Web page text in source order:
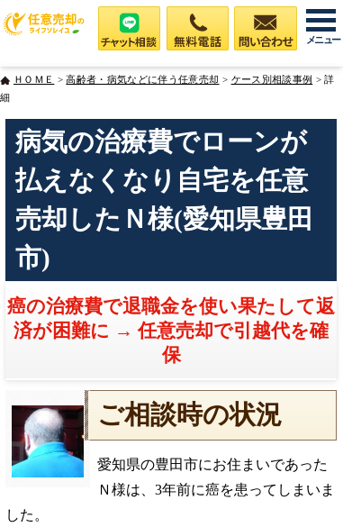
メニュー
ＨＯＭＥ >高齢者・病気などに伴う任意売却 > ケース別相談事例 > 詳
細
病気の治療費でローンが
払えなくなり自宅を任意
売却したＮ様(愛知県豊田
市)
癌の治療費で退職金を使い果たして返
済が困難に → 任意売却で引越代を確
保
ご相談時の状況
愛知県の豊田市にお住まいであった
Ｎ様は、3年前に癌を患ってしまいま
した。